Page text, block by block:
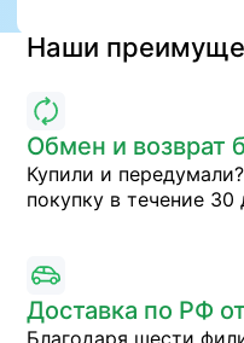
Наши
Обмен и возврат
Купили и
покупку в течение 30
Доставка по РФ
Благодаря шести